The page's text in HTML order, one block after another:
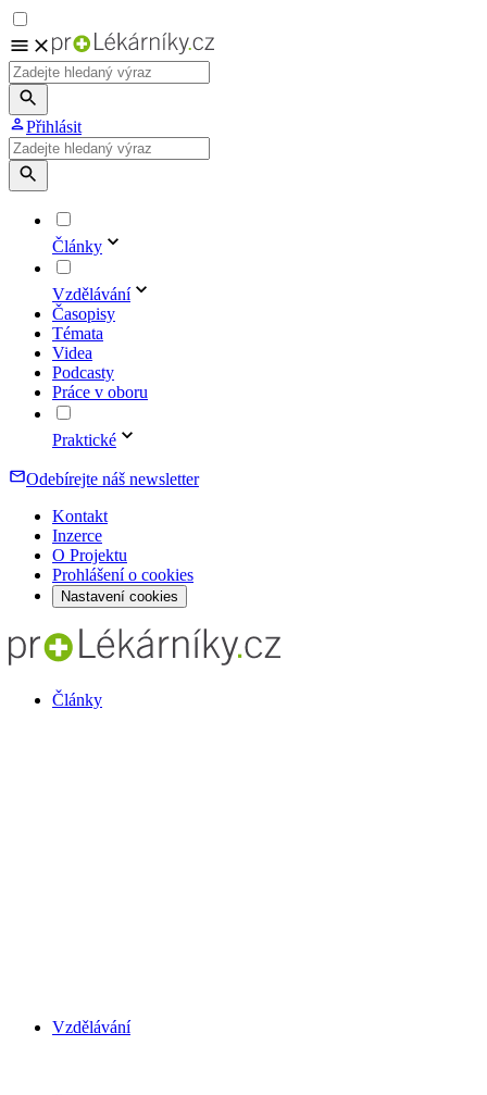
Přihlásit
Články
Vzdělávání
Časopisy
Témata
Videa
Podcasty
Práce v oboru
Praktické
Odebírejte náš newsletter
Kontakt
Inzerce
O Projektu
Prohlášení o cookies
Nastavení cookies
Články
Vzdělávání